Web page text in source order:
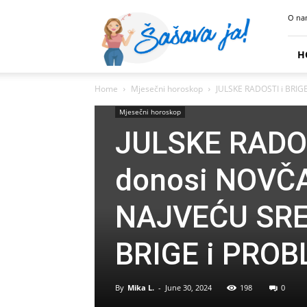
Ja
O
Home Mjesečni horoskop JULSKE RADOSTI i
Mjesečni horoskop
JULSKE
donosi
NAJVEĆU
BRIGE i
By Mika L. - June 30, 2024 198 0